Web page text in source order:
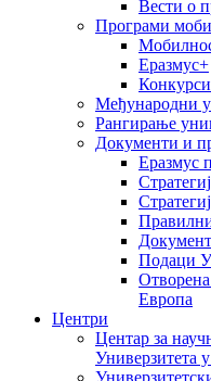
Вести о
Програми
Еразмус+
Међународни
Рангирање
Документи и
Еразмус
Подаци
Европа
Центри
Центар за
Универзитета